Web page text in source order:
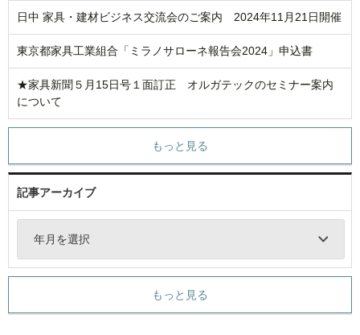
日中 家具・建材ビジネス交流会のご案内 2024年11月21日開催
東京都家具工業組合「ミラノサローネ報告会2024」申込書
★家具新聞５月15日号１面訂正 オルガテックのセミナー案内
について
もっと見る
記事アーカイブ
年月を選択
もっと見る